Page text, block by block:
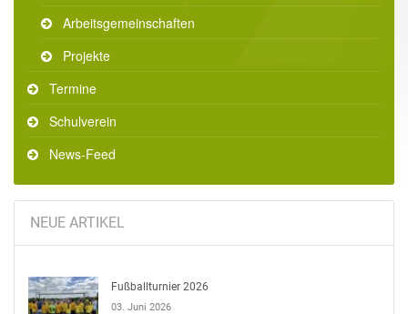
Arbeitsgemeinschaften
Projekte
Termine
Schulverein
News-Feed
NEUE ARTIKEL
Fußballturnier 2026
03. Juni 2026